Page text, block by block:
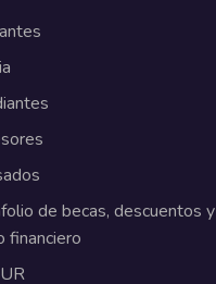
de becas, descuentos y
financiero